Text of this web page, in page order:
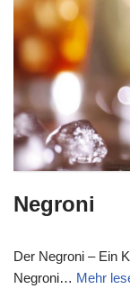
Negroni
Der Negroni – Ein
Negroni… Mehr